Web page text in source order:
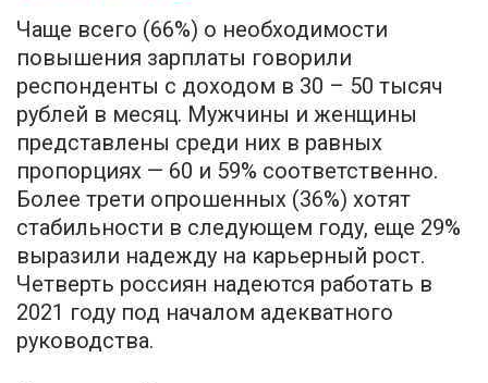
Чаще всего (66%) о необходимости
повышения зарплаты говорили
респонденты с доходом в 30 – 50 тысяч
рублей в месяц. Мужчины и женщины
представлены среди них в равных
пропорциях — 60 и 59% соответственно.
Более трети опрошенных (36%) хотят
стабильности в следующем году, еще 29%
выразили надежду на карьерный рост.
Четверть россиян надеются работать в
2021 году под началом адекватного
руководства.